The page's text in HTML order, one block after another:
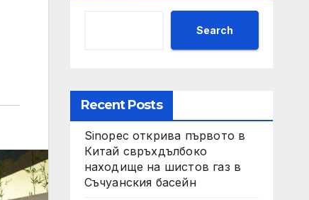
Search
Recent Posts
Sinopec открива първото в
Китай свръхдълбоко
находище на шистов газ в
Съчуанския басейн